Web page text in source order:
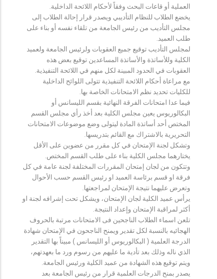
العملية أو قاعات البحث وفقاً لأحكام اللائحة الداخلية.
يخضع الطلاب للنظام التأديبي ويصدر قرار إحالة الطلاب إلى
مجلس التأديب من رئيس الجامعة من تلقاء نفسه أو بناء على
طلب العميد.
لمجلس التأديب توقيع جميع العقوبات ولرئيس الجامعة ولعميد
الكلية وللأساتذة والأساتذة المساعدين توقيع بعض هذه
العقوبات في الحدود المبينة لكل منهم في اللائحة التنفيذية.
مع مراعاة أحكام اللائحة التنفيذية تتولى اللوائح الداخلية
للكليات تحديد نظم الامتحانات الخاصة بها.
فيما عدا امتحانات الفرقة النهائية بقسم الليسانس أو
البكالوريوس يعين مجلس الكلية بعد أخذ رأي مجلس القسم
المختص أحد أساتذة المادة ليتولى وضع موضوعات الامتحانات
التحريرية بالاشتراك مع القائم بتدريسها.
وتشكل لجنة الإمتحان في كل مقرر من عضوين على الأقل
يختارهما مجلس الكلية بناء على طلب القسم المختص.
وتتكون من لجان إمتحان المقررات المختلفة لجنة عامة في كل
فرقة او قسم برئاسة العميد او رئيس القسم حسب الأحوال
وتعرض عليهما نتيجة الإمتحان لمراجعتها.
يرأس عميد الكلية لجان الإمتحان، ويشكل تحت إشرافه لجنة او
أكثر لمراقبة الإمتحان وإعداد النتيجة.
تلعن اسماء الطلاب الناجحين فى الامتحانات مرتبة بالحروف
الهجائيه بالنسبة لكل تقدير ويمنح الناجحون في الإمتحان شهادة
الدرجة العلمية ( البكالوريوس أو الليسانس ) مبيناً بها التقدير
الذي ناله وذلك بعد تأدية ما عليهم من رسوم ورد ما بعهدتهم،
ويتم توقيع هذه الشهادة من عميد الكلية ورئيس الجامعة.
يصدر بمنح الدرجات العلمية قرار من رئيس الجامعة بعد